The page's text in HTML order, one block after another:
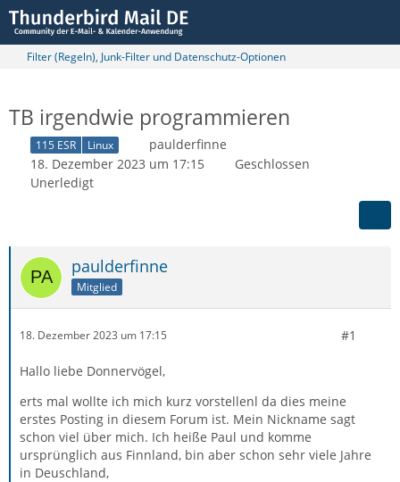
Filter (Regeln), Junk-Filter und Datenschutz-Optionen
TB irgendwie programmieren
115 ESR Linux
paulderfinne
18. Dezember 2023 um 17:15
Geschlossen
Unerledigt
paulderfinne
Mitglied
18. Dezember 2023 um 17:15 #1
Hallo liebe Donnervögel,
erts mal wollte ich mich kurz vorstellenl da dies meine
erstes Posting in diesem Forum ist. Mein Nickname sagt
schon viel über mich. Ich heiße Paul und komme
ursprünglich aus Finnland, bin aber schon sehr viele Jahre
in Deuschland,